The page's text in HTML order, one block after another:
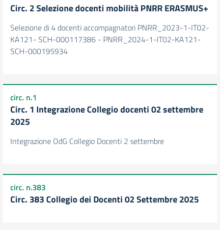
Circ. 2 Selezione docenti mobilità PNRR ERASMUS+
Selezione di 4 docenti accompagnatori PNRR_2023-1-IT02-
KA121- SCH-000117386 - PNRR_2024-1-IT02-KA121-
SCH-000195934
circ. n.1
Circ. 1 Integrazione Collegio docenti 02 settembre
2025
Integrazione OdG Collegio Docenti 2 settembre
circ. n.383
Circ. 383 Collegio dei Docenti 02 Settembre 2025